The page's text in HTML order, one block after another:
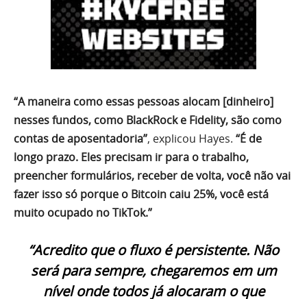
“A maneira como essas pessoas alocam [dinheiro]
nesses fundos, como BlackRock e Fidelity, são como
contas de aposentadoria”, explicou Hayes. “É de
longo prazo. Eles precisam ir para o trabalho,
preencher formulários, receber de volta, você não vai
fazer isso só porque o Bitcoin caiu 25%, você está
muito ocupado no TikTok.”
“Acredito que o fluxo é persistente. Não
será para sempre, chegaremos em um
nível onde todos já alocaram o que